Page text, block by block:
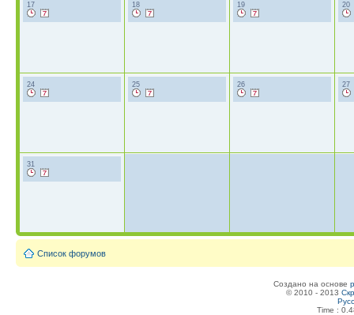
17 18 19 20
24 25 26 27
31
Список форумов
Создано на основе
© 2010 - 2013
Time :